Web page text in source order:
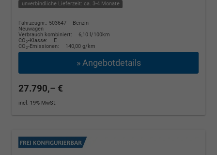
unverbindliche Lieferzeit: ca. 3-4 Monate
Fahrzeugnr.: 503647
Benzin
Neuwagen
Verbrauch kombiniert:
6,10 l/100km
CO2-Klasse:
E
CO2-Emissionen: 140,00 g/km
» Angebotdetails
27.790,– €
incl. 19% MwSt.